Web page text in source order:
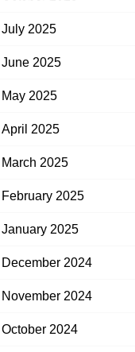
July 2025
June 2025
May 2025
April 2025
March 2025
February 2025
January 2025
December 2024
November 2024
October 2024